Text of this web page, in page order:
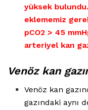
yüksek
eklememiz
pCO2 > 45
arteriyel kan
Venöz kan
Venöz kan
gazındaki aynı